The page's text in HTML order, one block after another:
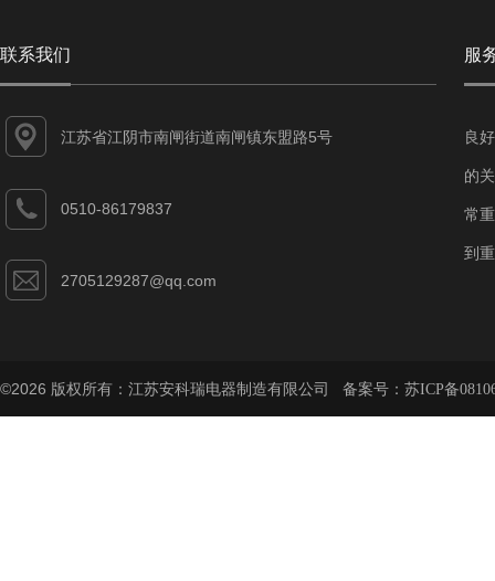
联系我们
江苏省江阴市南闸街道南闸镇东盟路5号
0510-86179837
2705129287@qq.com
服
良
的
常
到
©2026 版权所有：江苏安科瑞电器制造有限公司 备案号： 苏ICP备